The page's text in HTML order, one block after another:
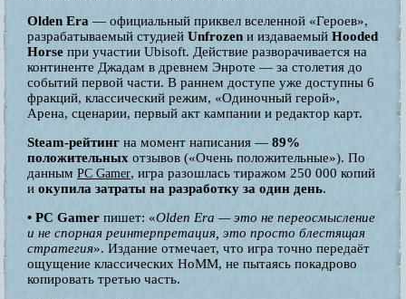
Olden Era — официальный приквел вселенной «Героев»,
разрабатываемый студией Unfrozen и издаваемый Hooded
Horse при участии Ubisoft. Действие разворачивается на
континенте Джадам в древнем Энроте — за столетия до
событий первой части. В раннем доступе уже доступны 6
фракций, классический режим, «Одиночный герой»,
Арена, сценарии, первый акт кампании и редактор карт.
Steam-рейтинг на момент написания — 89%
положительных отзывов («Очень положительные»). По
данным PC Gamer, игра разошлась тиражом 250 000 копий
и окупила затраты на разработку за один день.
• PC Gamer пишет: «Olden Era — это не переосмысление
и не спорная реинтерпретация, это просто блестящая
стратегия». Издание отмечает, что игра точно передаёт
ощущение классических HoMM, не пытаясь покадрово
копировать третью часть.